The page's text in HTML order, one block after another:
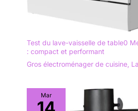
Test du lave-vaisselle de table0
: compact et performant
Gros électroménager de cuisine
Mar